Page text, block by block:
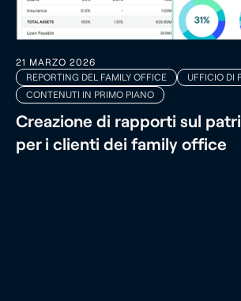
21 MARZO 2026
REPORTING DEL FAMILY OFFICE
UFFICIO DI
CONTENUTI IN PRIMO PIANO
Creazione di rapporti sul
per i clienti dei family office